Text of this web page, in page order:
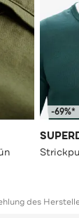
-69%*
des